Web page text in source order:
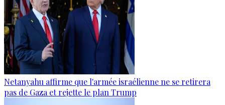
Netanyahu affirme que l'armée israélienne ne se retirera
pas de Gaza et rejette le plan Trump